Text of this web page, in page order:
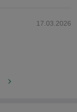
17.03.2026